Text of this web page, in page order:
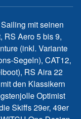
mit seinen
RS Aero 5 bis 9,
(inkl. Variante
Segeln), CAT12,
RS Aira 22
den Klassikern
Optimist
Skiffs 29er, 49er